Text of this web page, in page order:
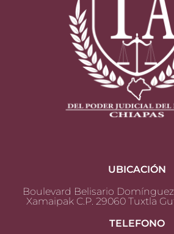
UBICACIÓN
Boulevard Belisario Domínguez
Xamaipak C.P. 29060 Tuxtla
TELEFONO